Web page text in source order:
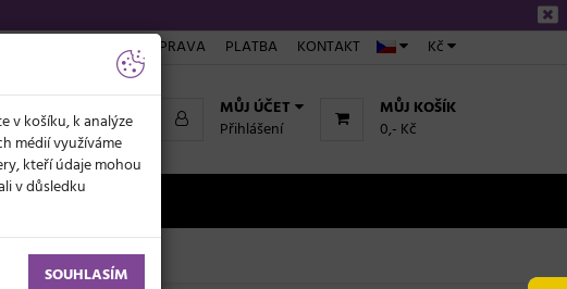
Kč
DOPRAVA PLATBA KONTAKT
MŮJ KOŠÍK
0,- Kč
MŮJ ÚČET
Přihlášení
v košíku, k analýze
médií využíváme
kteří údaje mohou
v důsledku
SOUHLASÍM